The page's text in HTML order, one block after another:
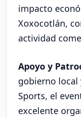
impacto
Xoxocotlán,
actividad
Apoyo y
gobierno local
Sports, el
excelente